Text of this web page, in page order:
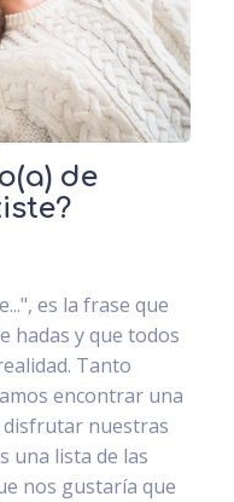
de
es la frase que
hadas y que todos
Tanto
encontrar una
disfrutar nuestras
una lista de las
nos gustaría que